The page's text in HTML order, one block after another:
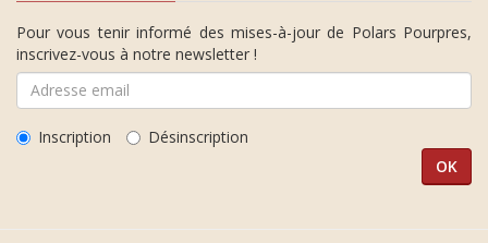
Pour vous tenir informé des mises-à-jour de Polars Pourpres,
inscrivez-vous à notre newsletter !
Inscription Désinscription